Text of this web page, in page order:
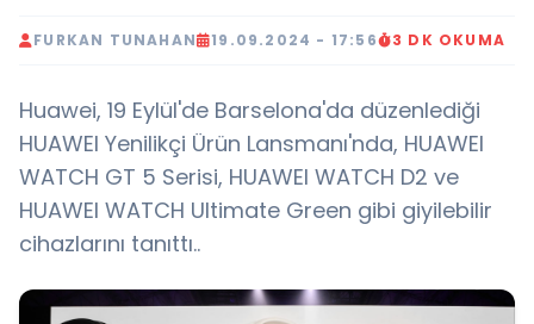
FURKAN TUNAHAN 19.09.2024 - 17:56 3 DK OKUMA
Huawei, 19 Eylül'de Barselona'da düzenlediği
HUAWEI Yenilikçi Ürün Lansmanı'nda, HUAWEI
WATCH GT 5 Serisi, HUAWEI WATCH D2 ve
HUAWEI WATCH Ultimate Green gibi giyilebilir
cihazlarını tanıttı..